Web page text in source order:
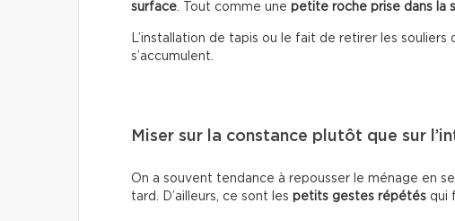
surface. Tout comme une petite roche prise dans la
L’installation de tapis ou le fait de retirer les
s’accumulent.
Miser sur la constance plutôt que sur
On a souvent tendance à repousser le ménage en
tard. D’ailleurs, ce sont les petits gestes répétés qui